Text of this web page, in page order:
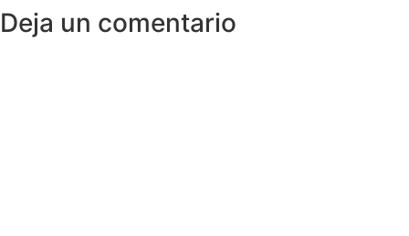
Deja un comentario